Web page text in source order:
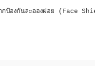
กป้องกันละอองฝอย (Face